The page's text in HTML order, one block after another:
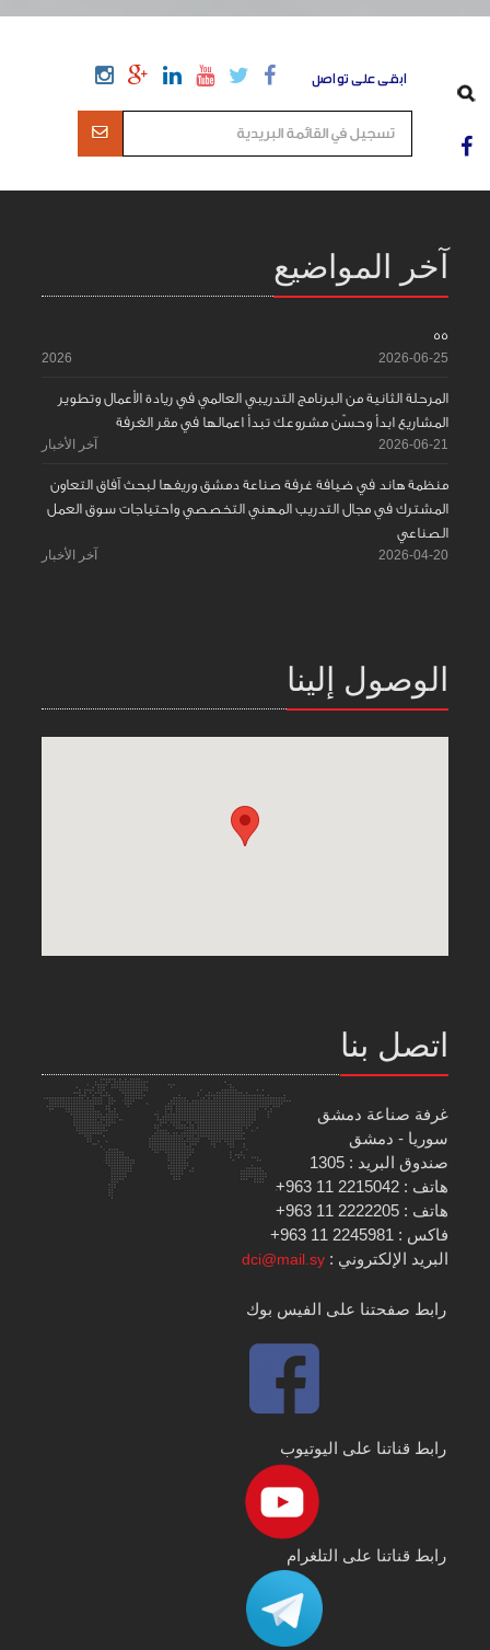
ابقى على تواصل
آخر المواضيع
55
2026-06-25
2026
المرحلة الثانية من البرنامج التدريبي العالمي في ريادة الأعمال وتطوير
المشاريع ابدأ وحسّن مشروعك تبدأ اعمالها في مقر الغرفة
2026-06-21 آخر الأخبار
منظمة هاند في ضيافة غرفة صناعة دمشق وريفها لبحث آفاق التعاون
المشترك في مجال التدريب المهني التخصصي واحتياجات سوق العمل
الصناعي
2026-04-20 آخر الأخبار
الوصول إلينا
اتصل بنا
غرفة صناعة دمشق
سوريا - دمشق
صندوق البريد : 1305
هاتف : 2215042 11 963+
هاتف : 2222205 11 963+
فاكس : 2245981 11 963+
البريد الإلكتروني :dci@mail.sy
رابط صفحتنا على الفيس بوك
رابط قناتنا على اليوتيوب
رابط قناتنا على التلغرام